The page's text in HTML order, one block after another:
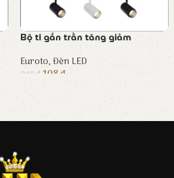
Bộ ti gắn trần tăng giảm
Euroto, Đèn LED
240 ₫ 108₫